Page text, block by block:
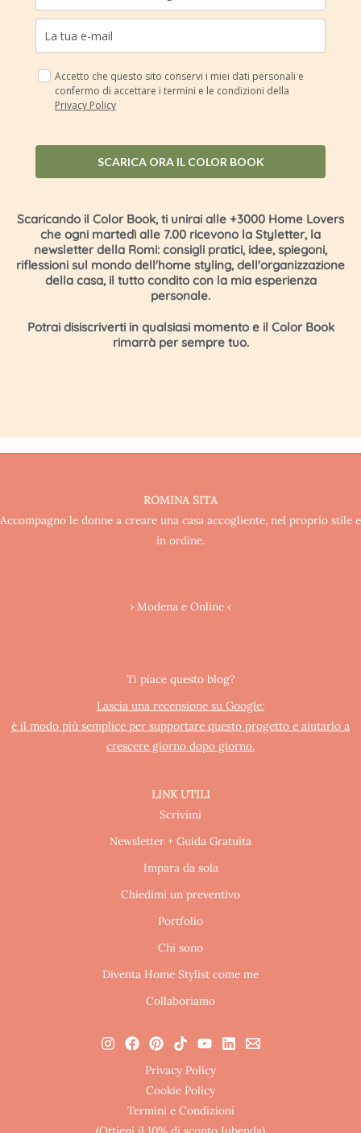
Accetto che questo sito conservi i miei dati personali e
confermo di accettare i termini e le condizioni della
Privacy Policy
SCARICA ORA IL COLOR BOOK
Scaricando il Color Book, ti unirai alle +3000 Home Lovers
che ogni martedì alle 7.00 ricevono la Styletter, la
newsletter della Romi: consigli pratici, idee, spiegoni,
riflessioni sul mondo dell'home styling, dell'organizzazione
della casa, il tutto condito con la mia esperienza
personale.
Potrai disiscriverti in qualsiasi momento e il Color Book
rimarrà per sempre tuo.
ROMINA SITA
Accompagno le donne a creare una casa accogliente, nel proprio stile e
in ordine.
› Modena e Online ‹
Ti piace questo blog?
Lascia una recensione su Google:
è il modo più semplice per supportare questo progetto e aiutarlo a
crescere giorno dopo giorno.
LINK UTILI
Scrivimi
Newsletter + Guida Gratuita
Impara da sola
Chiedimi un preventivo
Portfolio
Chi sono
Diventa Home Stylist come me
Collaboriamo
Privacy Policy
Cookie Policy
Termini e Condizioni